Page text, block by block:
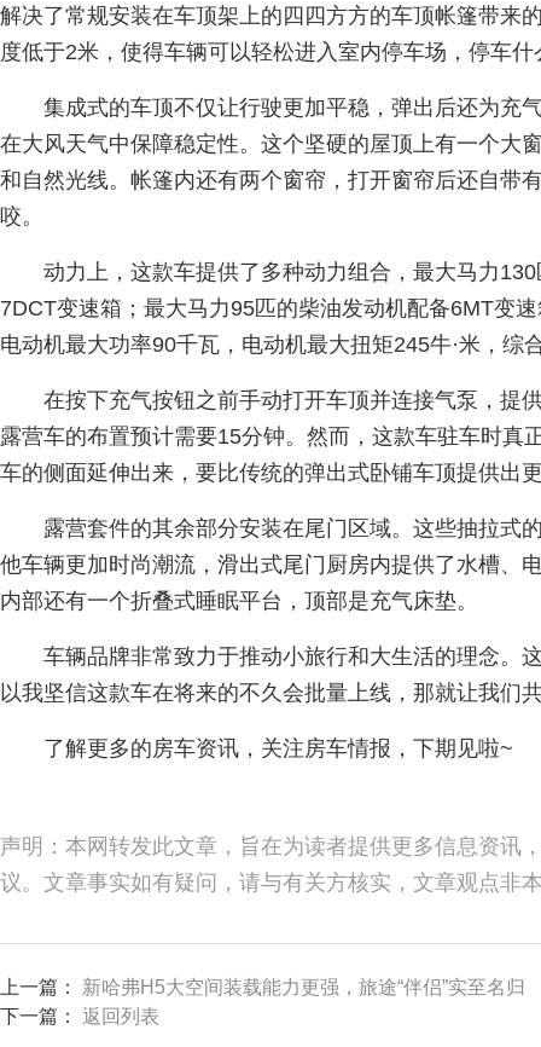
解决了常规安装在车顶架上的四四方方的车顶帐篷带来
度低于2米，使得车辆可以轻松进入室内停车场，停车
集成式的车顶不仅让行驶更加平稳，弹出后还为充
在大风天气中保障稳定性。这个坚硬的屋顶上有一个大
和自然光线。帐篷内还有两个窗帘，打开窗帘后还自带
咬。
动力上，这款车提供了多种动力组合，最大马力
7DCT变速箱；最大马力95匹的柴油发动机配备6MT变
电动机最大功率90千瓦，电动机最大扭矩245牛·米，综
在按下充气按钮之前手动打开车顶并连接气泵，提
露营车的布置预计需要15分钟。然而，这款车驻车时真
车的侧面延伸出来，要比传统的弹出式卧铺车顶提供出
露营套件的其余部分安装在尾门区域。这些抽拉式
他车辆更加时尚潮流，滑出式尾门厨房内提供了水槽、
内部还有一个折叠式睡眠平台，顶部是充气床垫。
车辆品牌非常致力于推动小旅行和大生活的理念。
以我坚信这款车在将来的不久会批量上线，那就让我们
了解更多的房车资讯，关注房车情报，下期见啦~
声明：本网转发此文章，旨在为读者提供更多信息资讯
议。文章事实如有疑问，请与有关方核实，文章观点非
上一篇： 新哈弗H5大空间装载能力更强，旅途“伴侣”实至名归
下一篇： 返回列表